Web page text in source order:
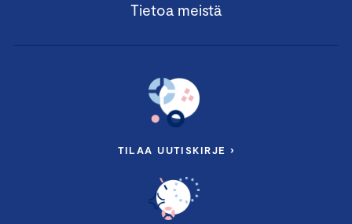
Tietoa meistä
TILAA UUTISKIRJE ›